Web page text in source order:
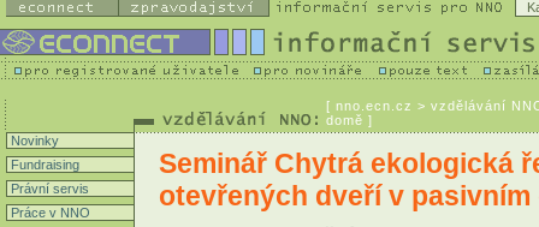
[ nno.ecn.cz > vzdělávání
domě ]
Novinky
Fundraising
Právní servis
Práce v NNO
Seminář Chytrá ekologická
otevřených dveří v pasivním